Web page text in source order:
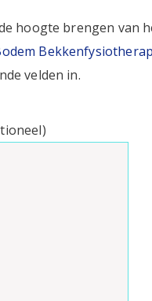
hoogte brengen van
velden in.